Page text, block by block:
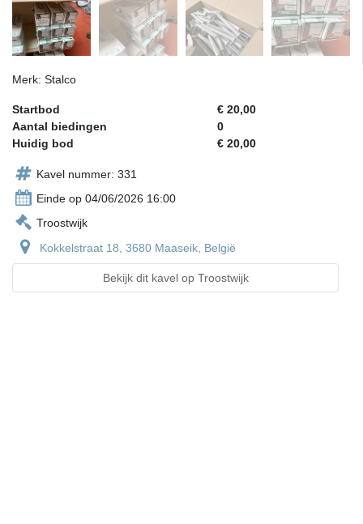
Merk: Stalco
Startbod
€ 20,00
Aantal biedingen
0
Huidig bod
€ 20,00
Kavel nummer: 331
Einde op 04/06/2026 16:00
Troostwijk
Kokkelstraat 18, 3680 Maaseik, België
Bekijk dit kavel op Troostwijk